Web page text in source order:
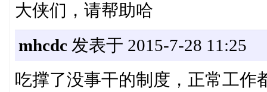
大侠们，请帮助哈
mhcdc发表于 2015-7-28 11:25
吃撑了没事干的制度，正常工作